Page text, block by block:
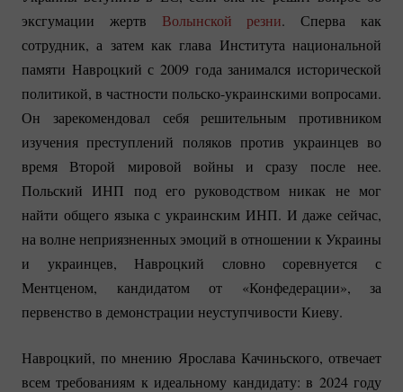
эксгумации жертв Волынской резни. Сперва как
сотрудник, а затем как глава Института национальной
памяти Навроцкий с 2009 года занимался исторической
политикой, в частности польско-украинскими вопросами.
Он зарекомендовал себя решительным противником
изучения преступлений поляков против украинцев во
время Второй мировой войны и сразу после нее.
Польский ИНП под его руководством никак не мог
найти общего языка с украинским ИНП. И даже сейчас,
на волне неприязненных эмоций в отношении к Украины
и украинцев, Навроцкий словно соревнуется с
Ментценом, кандидатом от «Конфедерации», за
первенство в демонстрации неуступчивости Киеву.
Навроцкий, по мнению Ярослава Качиньского, отвечает
всем требованиям к идеальному кандидату: в 2024 году